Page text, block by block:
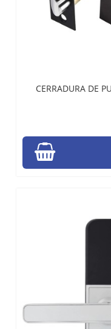
CERRADURA DE